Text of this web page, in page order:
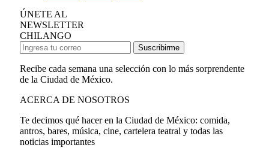
ÚNETE AL
NEWSLETTER
CHILANGO
Suscribirme
Recibe cada semana una selección con lo más sorprendente
de la Ciudad de México.
ACERCA DE NOSOTROS
Te decimos qué hacer en la Ciudad de México: comida,
antros, bares, música, cine, cartelera teatral y todas las
noticias importantes